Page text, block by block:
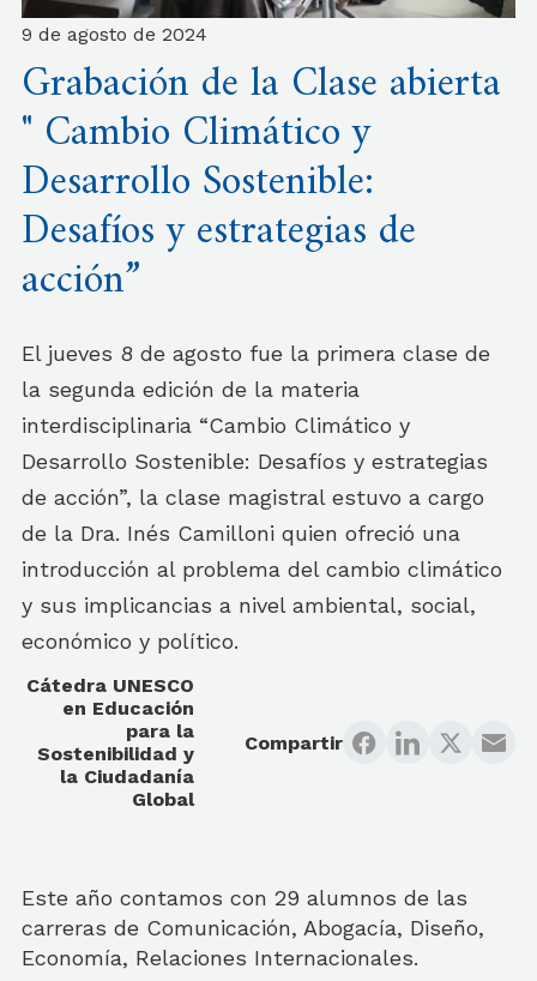
9 de agosto de 2024
Grabación de la Clase abierta
" Cambio Climático y
Desarrollo Sostenible:
Desafíos y estrategias de
acción”
El jueves 8 de agosto fue la primera clase de
la segunda edición de la materia
interdisciplinaria “Cambio Climático y
Desarrollo Sostenible: Desafíos y estrategias
de acción”, la clase magistral estuvo a cargo
de la Dra. Inés Camilloni quien ofreció una
introducción al problema del cambio climático
y sus implicancias a nivel ambiental, social,
económico y político.
Cátedra UNESCO
en Educación
para la
Sostenibilidad y
la Ciudadanía
Global
Compartir
Este año contamos con 29 alumnos de las
carreras de Comunicación, Abogacía, Diseño,
Economía, Relaciones Internacionales.